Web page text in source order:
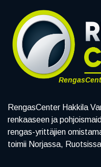
RengasCenter Hakkila
renkaaseen ja
rengas-yrittäjien
toimii Norjassa,